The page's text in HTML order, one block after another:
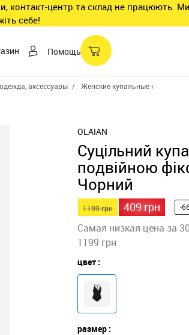
контакт-центр та склад не працюють.
себе!
Помощь
аксессуары Женские купальные костюмы
OLAIAN
Суцільний купальник Bea, з
подвійною
Чорний
1199 грн 409 грн -
Самая низкая цена за
1199 грн
цвет :
размер :